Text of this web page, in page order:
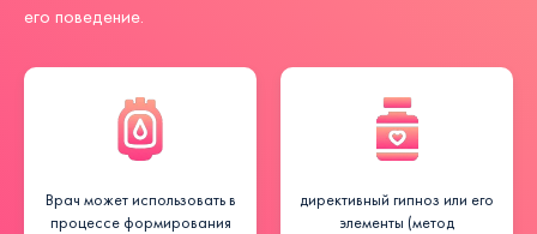
его поведение.
Врач может использовать в
процессе формирования
директивный гипноз или его
элементы (метод